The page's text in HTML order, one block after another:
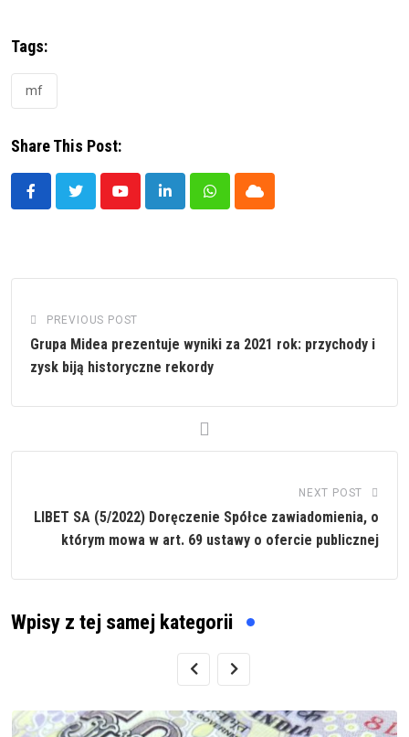
Tags:
mf
Share This Post:
YoutubeLinkedInWhatsappCloud
PREVIOUS POST
Grupa Midea prezentuje wyniki za 2021 rok: przychody i
zysk biją historyczne rekordy
NEXT POST
LIBET SA (5/2022) Doręczenie Spółce zawiadomienia, o
którym mowa w art. 69 ustawy o ofercie publicznej
Wpisy z tej samej kategorii